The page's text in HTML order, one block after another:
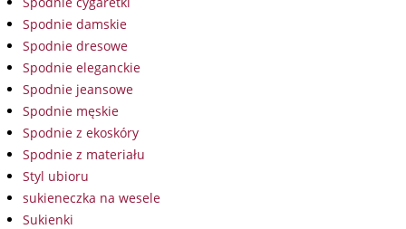
Spodnie damskie
Spodnie dresowe
Spodnie eleganckie
Spodnie jeansowe
Spodnie męskie
Spodnie z ekoskóry
Spodnie z materiału
Styl ubioru
sukieneczka na wesele
Sukienki